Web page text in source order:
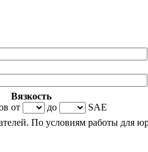
Вязкость
от
до
SAE
По условиям работы для